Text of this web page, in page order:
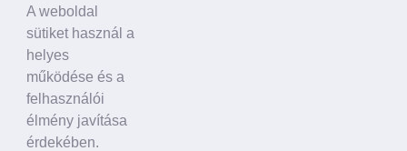
A TÁMOGATÁS HANGJA
Politikusok
Civil szervezetek, ENSZ
Egyéb
A VILÁG HÍREI
A weboldal
sütiket használ a
helyes
működése és a
felhasználói
élmény javítása
érdekében.